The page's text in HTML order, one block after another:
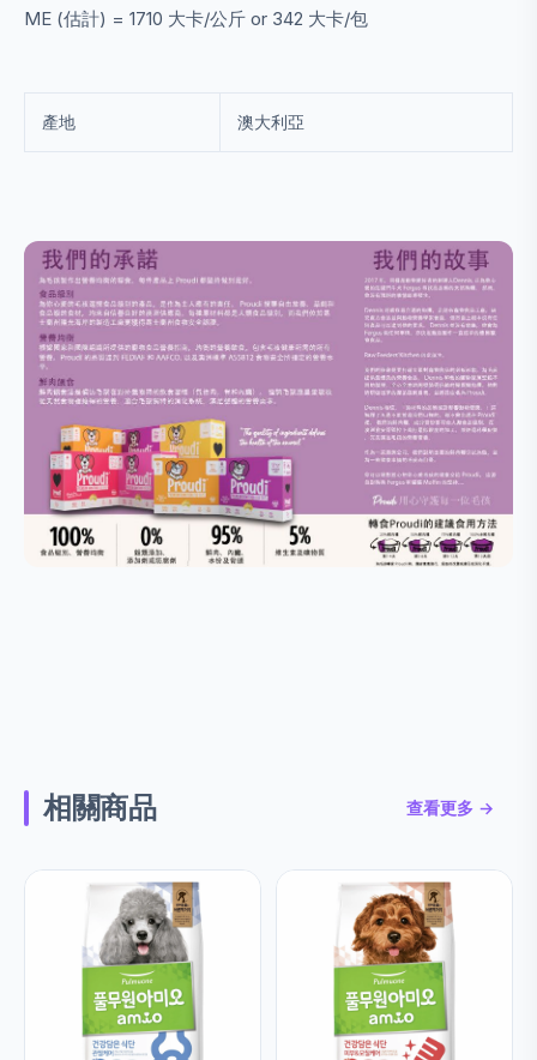
ME (估計) = 1710 大卡/公斤 or 342 大卡/包
產地 澳大利亞
相關商品 查看更多 →